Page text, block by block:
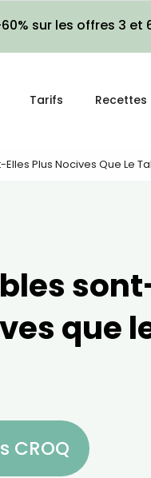
60% sur les offres 3
Tarifs Recettes
Plus Nocives Que Le
que
CROQ